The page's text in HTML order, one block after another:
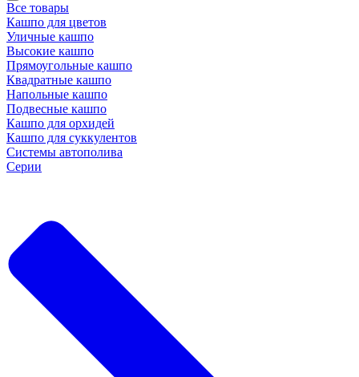
Все товары
Кашпо для цветов
Уличные кашпо
Высокие кашпо
Прямоугольные кашпо
Квадратные кашпо
Напольные кашпо
Подвесные кашпо
Кашпо для орхидей
Кашпо для суккулентов
Системы автополива
Серии